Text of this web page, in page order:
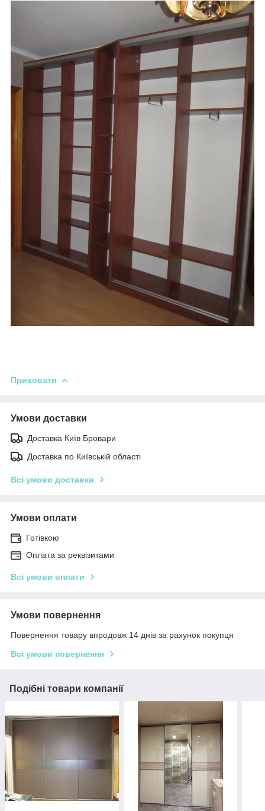
Приховати
Умови доставки
Доставка Київ Бровари
Доставка по Київській області
Всі умови доставки
Умови оплати
Готівкою
Оплата за реквізитами
Всі умови оплати
Умови повернення
Повернення товару впродовж 14 днів за рахунок покупця
Всі умови повернення
Подібні товари компанії